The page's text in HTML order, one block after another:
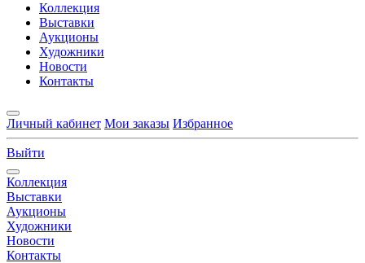
Коллекция
Выставки
Аукционы
Художники
Новости
Контакты
Личный кабинет Мои заказы Избранное
Выйти
Коллекция
Выставки
Аукционы
Художники
Новости
Контакты